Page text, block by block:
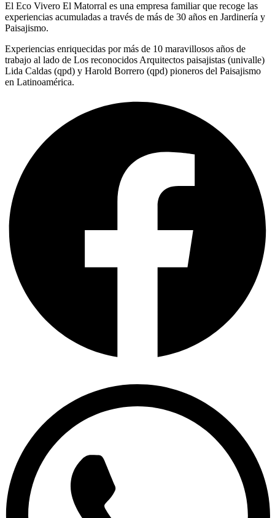
El Eco Vivero El Matorral es una empresa familiar que recoge las
experiencias acumuladas a través de más de 30 años en Jardinería y
Paisajismo.
Experiencias enriquecidas por más de 10 maravillosos años de
trabajo al lado de Los reconocidos Arquitectos paisajistas (univalle)
Lida Caldas (qpd) y Harold Borrero (qpd) pioneros del Paisajismo
en Latinoamérica.